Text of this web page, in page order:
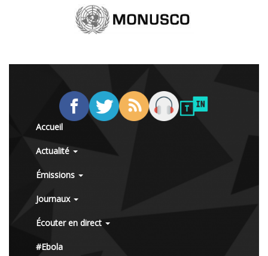
Accueil
Actualité
Émissions
Journaux
Écouter en direct
#Ebola